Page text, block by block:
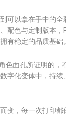
可以拿在手中的
配色与定制版本
有稳定的品质基础。
色面孔所证明的，
字化变体中，持
变，每一次打印都